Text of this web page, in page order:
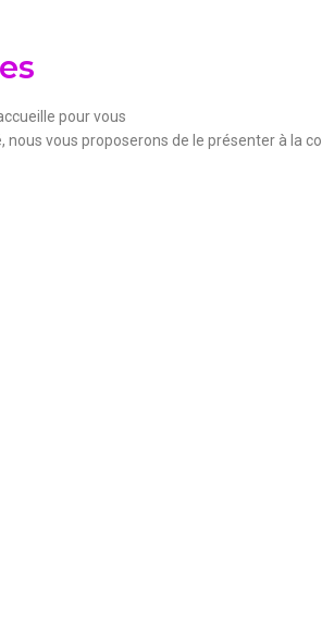
pour vous
vous proposerons de le présenter à la